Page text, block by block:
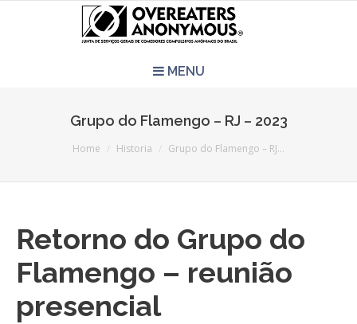
MENU
REUNIÕES
CCA É PRA VOCÊ?
LITERATURA
EVENTOS
Grupo do Flamengo – RJ – 2023
You are here:Home Historia Grupo do Flamengo – RJ…
Retorno do Grupo do
Flamengo – reunião
presencial